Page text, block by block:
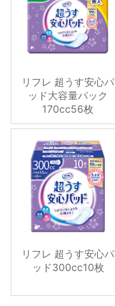
リフレ 超うす安心パ
ッド大容量パック
170cc56枚
リフレ 超うす安心パ
ッド300cc10枚